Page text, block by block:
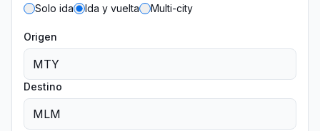
Solo ida
Ida y vuelta Multi-city
Origen
Destino